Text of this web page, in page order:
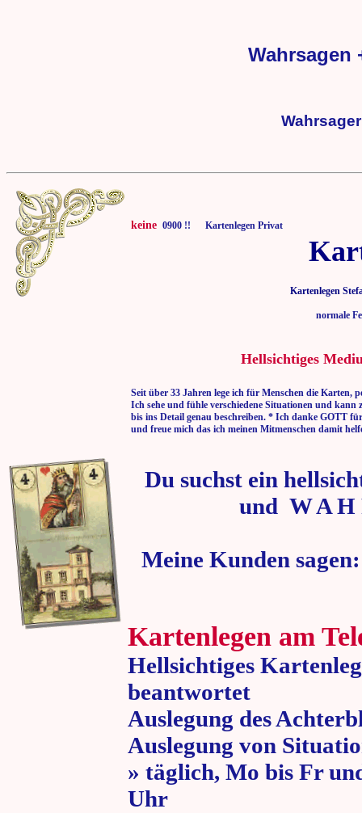
Wahrsagen
keine 0900 !! Kartenlegen Privat
Kartenlegen
normale
Hellsichtiges
Seit über 33 Jahren lege ich für Menschen die Karten,
Ich sehe und fühle verschiedene Situationen und kann
bis ins Detail genau beschreiben. * Ich danke GOTT
und freue mich das ich meinen Mitmenschen damit
Du suchst ein
und W A H
Meine Kunden
Kartenlegen am
Hellsichtiges
beantwortet
Auslegung des
Auslegung von
» täglich, Mo bis Fr
Uhr » 80